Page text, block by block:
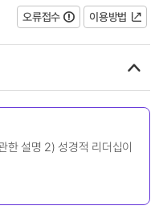
오류접수 이용방법
한 설명 2) 성경적 리더십이